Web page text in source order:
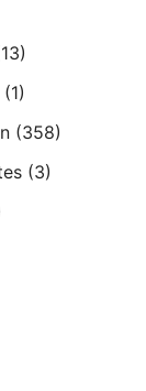
(1)
(358)
(3)